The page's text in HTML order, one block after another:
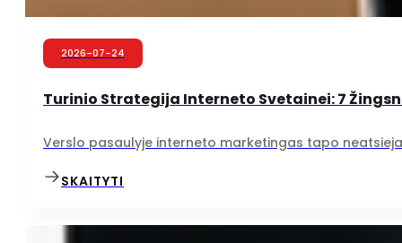
2026-07-24
Turinio Strategija Interneto Svetainei: 7
Verslo pasaulyje interneto marketingas tapo
SKAITYTI